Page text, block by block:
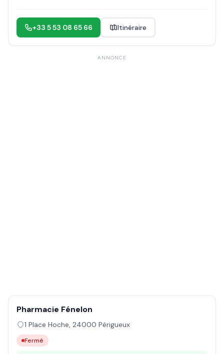
+33 5 53 08 65 66 Itinéraire
ANNONCE
Pharmacie Fénelon
1 Place Hoche, 24000 Périgueux
Fermé